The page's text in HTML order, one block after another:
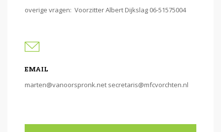
overige vragen: Voorzitter Albert Dijkslag 06-51575004
EMAIL
marten@vanoorspronk.net secretaris@mfcvorchten.nl